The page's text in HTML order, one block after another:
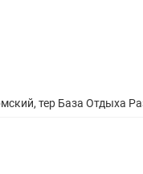
тер База Отдыха